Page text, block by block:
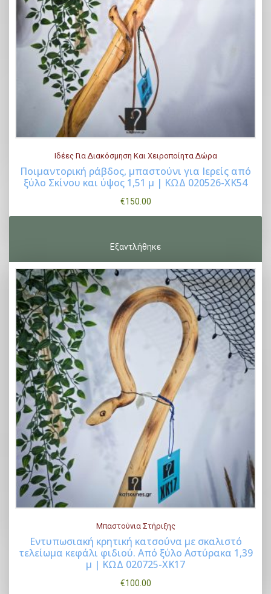
Ιδέες Για Διακόσμηση Και Χειροποίητα Δώρα
Ποιμαντορική ράβδος, μπαστούνι για Ιερείς από
ξύλο Σκίνου και ύψος 1,51 μ | ΚΩΔ 020526-ΧΚ54
€150.00
Buy Now
Μπαστούνια Στήριξης
Εντυπωσιακή κρητική κατσούνα με σκαλιστό
τελείωμα κεφάλι φιδιού. Από ξύλο Αστύρακα 1,39
μ | ΚΩΔ 020725-ΧΚ17
€100.00